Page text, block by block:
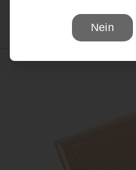
Nein
o
Winjet Zigaretten Etui